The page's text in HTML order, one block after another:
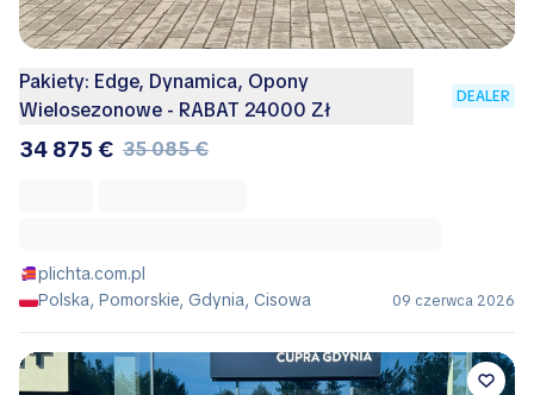
Pakiety: Edge, Dynamica, Opony
Wielosezonowe - RABAT 24000 Zł
DEALER
34 875 € 35 085 €
plichta.com.pl
Polska, Pomorskie, Gdynia, Cisowa
09 czerwca 2026